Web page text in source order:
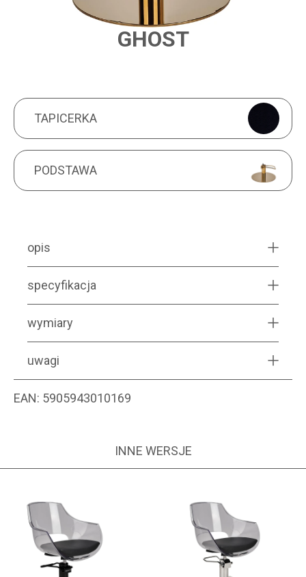
GHOST
TAPICERKA
TAPICERKA
PODSTAWA
PODSTAWA
opis
specyfikacja
wymiary
uwagi
EAN: 5905943010169
INNE WERSJE